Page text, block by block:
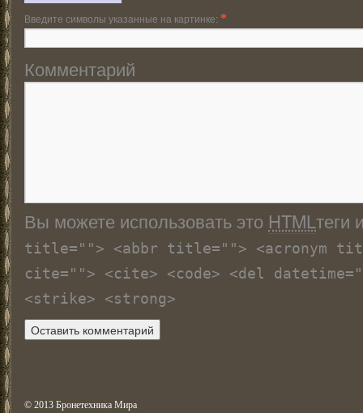
Введите символы указанные на картинке: *
Комментарий
Вы можете использовать это HTMLтеги
title=""> <abbr title=""> <acronym
cite=""> <cite> <code> <del
<strike> <strong>
© 2013 Бронетехника Мира